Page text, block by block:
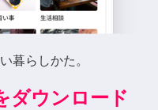
暮らしかた。
ダウンロード